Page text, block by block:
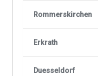
Rommerskirchen
Erkrath
Duesseldorf